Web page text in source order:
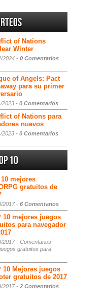
of Nations
Winter
2024 - 0 Comentarios
of Angels: Pact
para su primer
2023 - 0 Comentarios
of Nations para
nuevos
2023 - 0 Comentarios
10
mejores
gratuitos de
2017 - 6 Comentarios
10 mejores juegos
para navegador
2017 - Comentarios
gratuitos para
10 Mejores juegos
gratuitos de 2017
2017 - 2 Comentarios